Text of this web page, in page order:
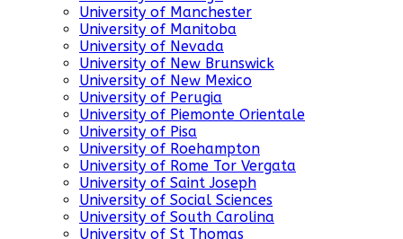
University of Manchester
University of Manitoba
University of Nevada
University of New Brunswick
University of New Mexico
University of Perugia
University of Piemonte Orientale
University of Pisa
University of Roehampton
University of Rome Tor Vergata
University of Saint Joseph
University of Social Sciences
University of South Carolina
University of St Thomas